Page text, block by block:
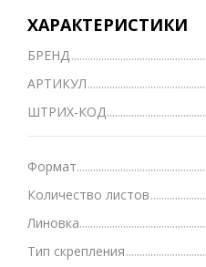
ХАРАКТЕРИСТИКИ
БРЕНД
АРТИКУЛ
ШТРИХ-КОД
Формат
Количество листов
Линовка
Тип скрепления